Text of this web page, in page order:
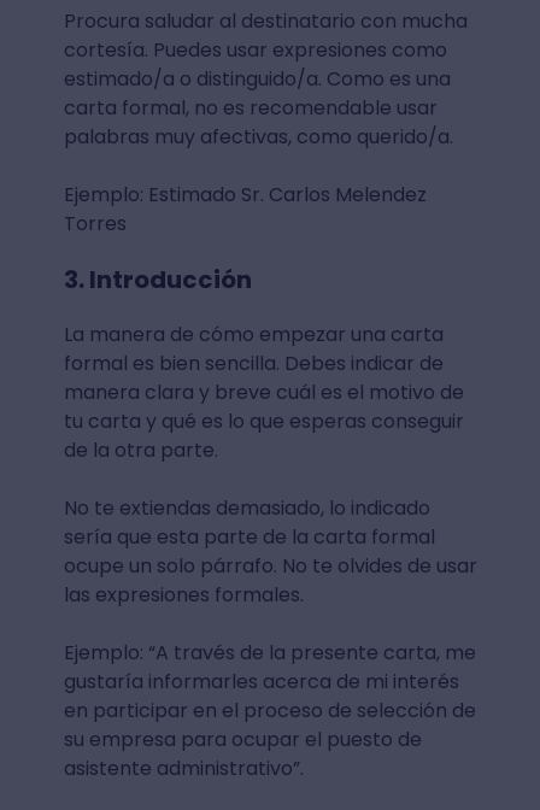
Procura saludar al destinatario con mucha
cortesía. Puedes usar expresiones como
estimado/a o distinguido/a. Como es una
carta formal, no es recomendable usar
palabras muy afectivas, como querido/a.
Ejemplo: Estimado Sr. Carlos Melendez
Torres
3. Introducción
La manera de cómo empezar una carta
formal es bien sencilla. Debes indicar de
manera clara y breve cuál es el motivo de
tu carta y qué es lo que esperas conseguir
de la otra parte.
No te extiendas demasiado, lo indicado
sería que esta parte de la carta formal
ocupe un solo párrafo. No te olvides de usar
las expresiones formales.
Ejemplo: “A través de la presente carta, me
gustaría informarles acerca de mi interés
en participar en el proceso de selección de
su empresa para ocupar el puesto de
asistente administrativo”.